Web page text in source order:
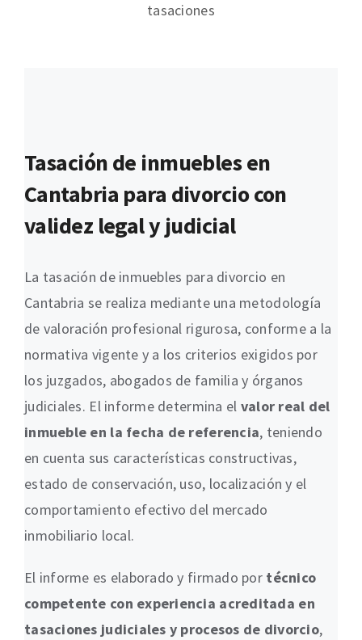
tasaciones
Tasación de inmuebles en
Cantabria para divorcio con
validez legal y judicial
La tasación de inmuebles para divorcio en
Cantabria se realiza mediante una metodología
de valoración profesional rigurosa, conforme a la
normativa vigente y a los criterios exigidos por
los juzgados, abogados de familia y órganos
judiciales. El informe determina el valor real del
inmueble en la fecha de referencia, teniendo
en cuenta sus características constructivas,
estado de conservación, uso, localización y el
comportamiento efectivo del mercado
inmobiliario local.
El informe es elaborado y firmado por técnico
competente con experiencia acreditada en
tasaciones judiciales y procesos de divorcio,